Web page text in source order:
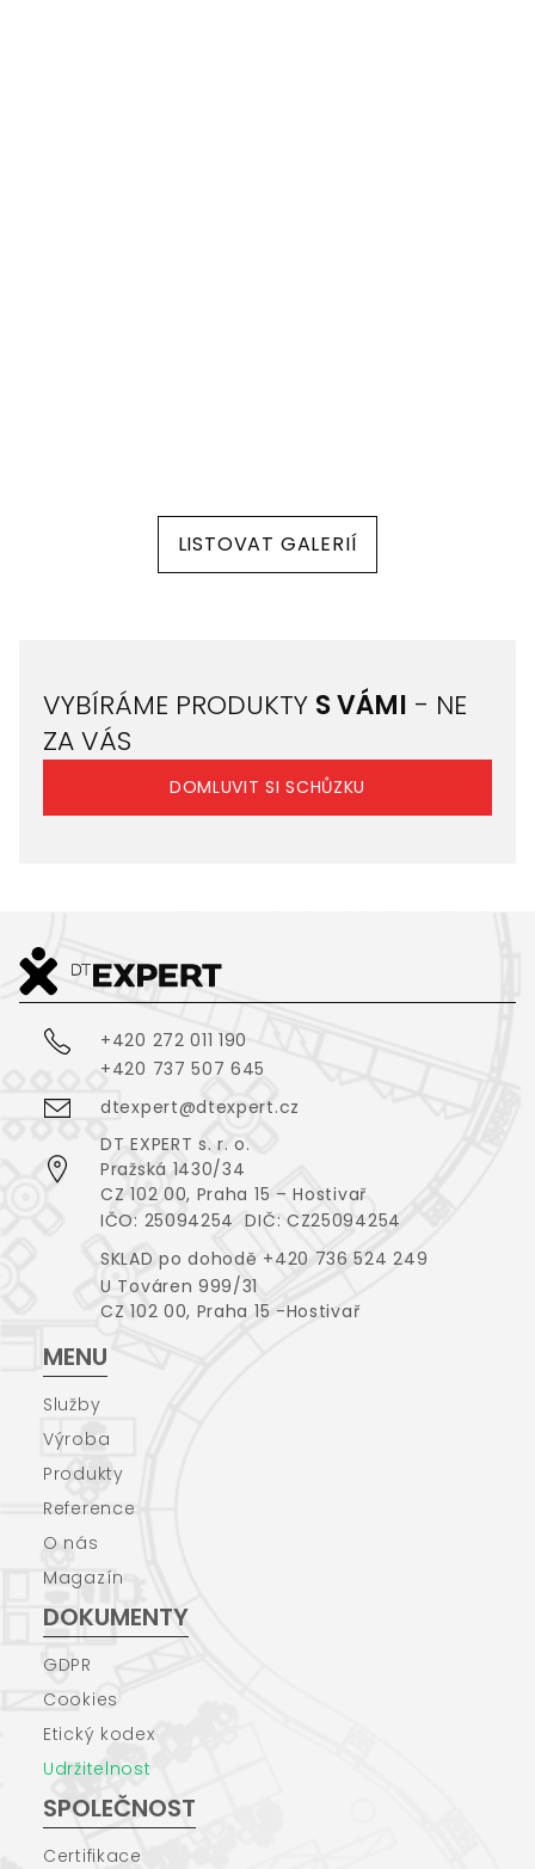
LISTOVAT GALERIÍ
VYBÍRÁME PRODUKTY S VÁMI - NE
ZA VÁS
DOMLUVIT SI SCHŮZKU
+420 272 011 190
+420 737 507 645
dtexpert@dtexpert.cz
DT EXPERT s. r. o.
Pražská 1430/34
CZ 102 00, Praha 15 – Hostivař
IČO: 25094254 DIČ: CZ25094254
SKLAD po dohodě +420 736 524 249
U Továren 999/31
CZ 102 00, Praha 15 -Hostivař
MENU
Služby
Výroba
Produkty
Reference
O nás
Magazín
DOKUMENTY
GDPR
Cookies
Etický kodex
Udržitelnost
SPOLEČNOST
Certifikace